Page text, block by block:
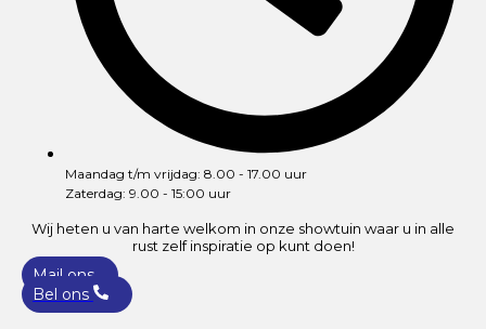
Maandag t/m vrijdag: 8.00 - 17.00 uur
Zaterdag: 9.00 - 15:00 uur
Wij heten u van harte welkom in onze showtuin waar u in alle
rust zelf inspiratie op kunt doen!
Mail ons
Bel ons